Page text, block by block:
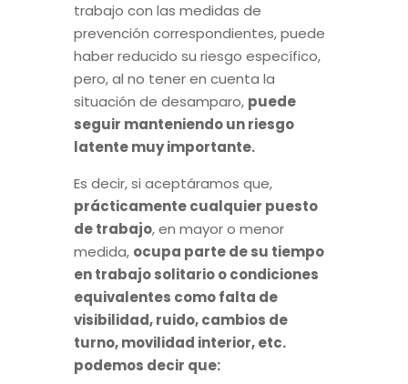
trabajo con las medidas de
prevención correspondientes, puede
haber reducido su riesgo específico,
pero, al no tener en cuenta la
situación de desamparo, puede
seguir manteniendo un riesgo
latente muy importante.
Es decir, si aceptáramos que,
prácticamente cualquier puesto
de trabajo, en mayor o menor
medida, ocupa parte de su tiempo
en trabajo solitario o condiciones
equivalentes como falta de
visibilidad, ruido, cambios de
turno, movilidad interior, etc.
podemos decir que: